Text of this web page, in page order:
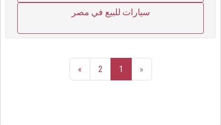
سيارات للبيع في مصر
«
1
2
»